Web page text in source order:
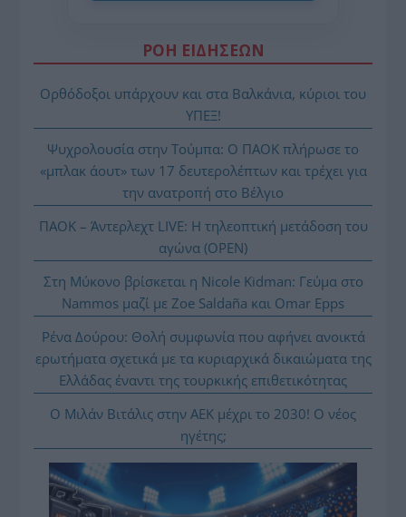
ΡΟΗ ΕΙΔΗΣΕΩΝ
Ορθόδοξοι υπάρχουν και στα Βαλκάνια, κύριοι του
ΥΠΕΞ!
Ψυχρολουσία στην Τούμπα: Ο ΠΑΟΚ πλήρωσε το
«μπλακ άουτ» των 17 δευτερολέπτων και τρέχει για
την ανατροπή στο Βέλγιο
ΠΑΟΚ – Άντερλεχτ LIVE: Η τηλεοπτική μετάδοση του
αγώνα (OPEN)
Στη Μύκονο βρίσκεται η Nicole Kidman: Γεύμα στο
Nammos μαζί με Zoe Saldaña και Omar Epps
Ρένα Δούρου: Θολή συμφωνία που αφήνει ανοικτά
ερωτήματα σχετικά με τα κυριαρχικά δικαιώματα της
Ελλάδας έναντι της τουρκικής επιθετικότητας
Ο Μιλάν Βιτάλις στην ΑΕΚ μέχρι το 2030! Ο νέος
ηγέτης;